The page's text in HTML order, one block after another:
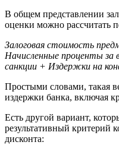
В общем представлении
оценки можно рассчитать
Залоговая стоимость
Начисленные проценты
санкции + Издержки на
Простыми словами, такая
издержки банка, включая
Есть другой вариант,
результативный критерий
дисконта: